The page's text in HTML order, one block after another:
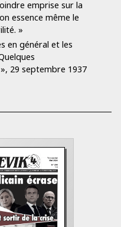
emprise sur la
essence même le
»
en général et les
29 septembre 1937